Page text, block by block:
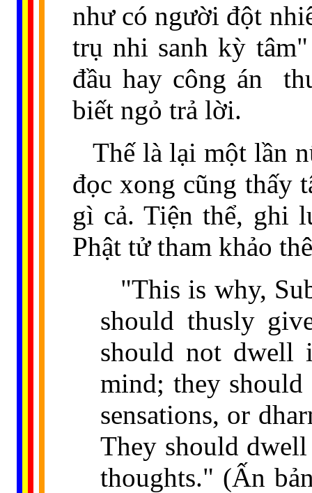
như có người đột
trụ nhi sanh kỳ
đầu hay công án
biết ngỏ trả lời.
Thế là lại một lần
đọc xong cũng thấy
gì cả. Tiện thể, ghi
Phật tử tham khảo
"This is why,
should thusly
should not dwell
mind; they should
sensations, or
They should
thoughts." (Ấn